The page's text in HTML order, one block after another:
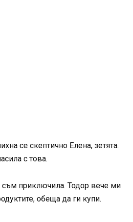
се скептично Елена, зетята.
с това.
приключила. Тодор вече ми
обеща да ги купи.